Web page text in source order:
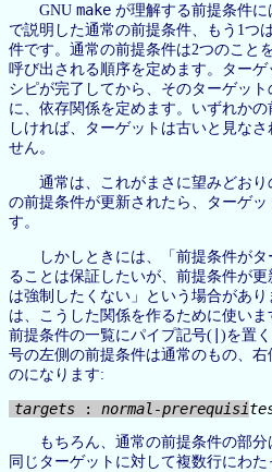
GNU make が理解する前提条件
で説明した通常の前提条件、もう1つ
件です。通常の前提条件は2つのこと
呼び出される順序を定めます。ター
シピが完了してから、そのターゲッ
に、依存関係を定めます。いずれか
しければ、ターゲットは古いと見な
せん。
通常は、これがまさに望みどおり
の前提条件が更新されたら、ターゲ
す。
しかしときには、「前提条件がタ
ることは保証したいが、前提条件が
は強制したくない」という場合があり
は、こうした関係を作るために使いま
前提条件の一覧にパイプ記号( )を置
号の左側の前提条件は通常のもの、
のになります:
targets : normal-
もちろん、通常の前提条件の部分
同じターゲットに対して複数行にわ